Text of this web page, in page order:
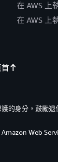
在 AWS 上
在 AWS 上
首
的身分。鼓勵
Web